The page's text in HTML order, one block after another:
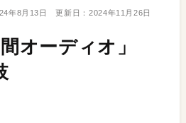
年8月13日 更新日： 2024年11月26日
オーディオ」